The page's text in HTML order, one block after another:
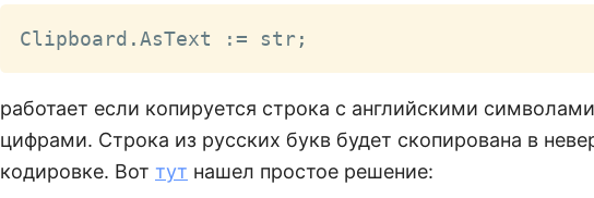
Clipboard .AsText := str;
работает если копируется строка с английскими
цифрами. Строка из русских букв будет скопирована в
кодировке. Вот тут нашел простое решение: